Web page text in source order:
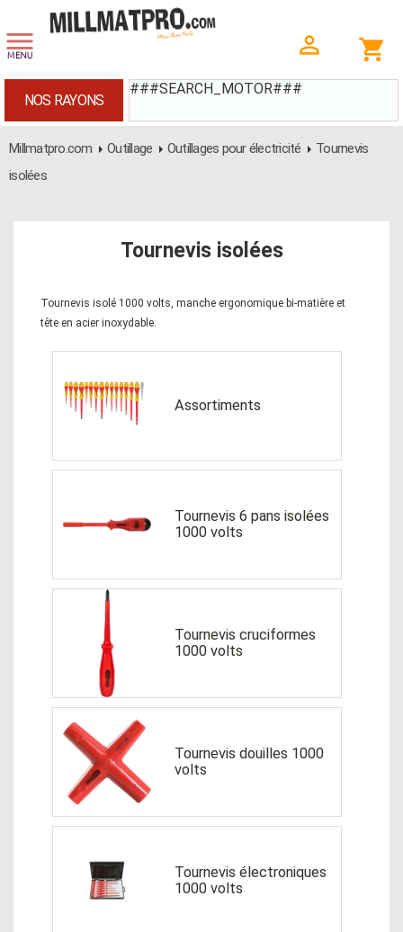
###SEARCH_MOTOR###
NOS RAYONS
Millmatpro.com Outillage Outillages pour électricité
Tournevis
isolées
Tournevis isolées
Tournevis isolé 1000 volts, manche ergonomique bi-matière et
tête en acier inoxydable.
Assortiments
Tournevis 6 pans isolées
1000 volts
Tournevis cruciformes
1000 volts
Tournevis douilles 1000
volts
Tournevis électroniques
1000 volts